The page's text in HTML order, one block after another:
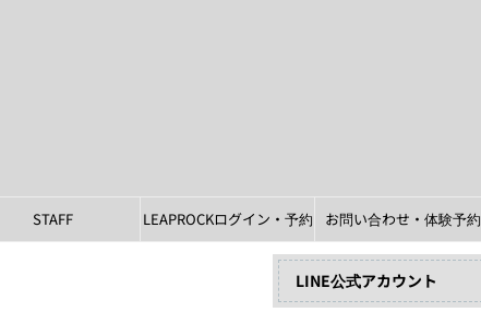
STAFF LEAPROCKログイン・予約 お問い合わせ・体験予約
LINE公式アカウント